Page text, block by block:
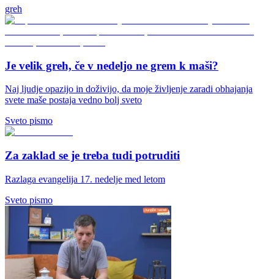
greh
Je velik greh, če v nedeljo ne grem k maši?
Naj ljudje opazijo in doživijo, da moje življenje zaradi obhajanja
svete maše postaja vedno bolj sveto
Sveto pismo
Za zaklad se je treba tudi potruditi
Razlaga evangelija 17. nedelje med letom
Sveto pismo